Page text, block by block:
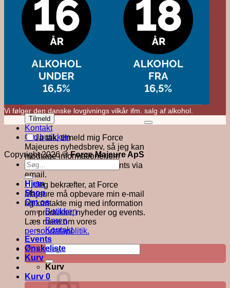
Tilmeld dig vores
nyhedsbrev!
Tilmeld dig vores nyhedsbrev for
at holde dig opdateret på nye
produkter og events
Ja tak, tilmeld mig Force
Majeures nyhedsbrev, så jeg kan
modtage informationer om
nyheder, produkter og events via
email.
Jeg bekræfter, at Force
Majeure må opbevare min e-mail
og kontakte mig med information
om produkter, nyheder og events.
Læs mere om vores
persondatapolitik.
Søg
efter:
Kurv 0
Vi følger den danske lovgivnings vilkår ifm. salg af alkohol.
Kontakt
Om butikken
Copyright 2026 ©Force Majeure ApS
Søg
efter:
Hjem
Shop
Om os
Butikken
Baren
Kontakt
Events
Ønskeliste
Kurv
Kurv